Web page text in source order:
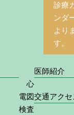
診療
ンダ
より
す。
心
電図
検査
医師紹介
交通アクセ